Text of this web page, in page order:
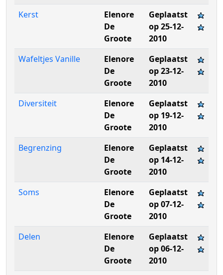
Kerst
Elenore
De
Groote
Geplaatst
op 25-12-
2010
Wafeltjes Vanille
Elenore
De
Groote
Geplaatst
op 23-12-
2010
Diversiteit
Elenore
De
Groote
Geplaatst
op 19-12-
2010
Begrenzing
Elenore
De
Groote
Geplaatst
op 14-12-
2010
Soms
Elenore
De
Groote
Geplaatst
op 07-12-
2010
Delen
Elenore
De
Groote
Geplaatst
op 06-12-
2010